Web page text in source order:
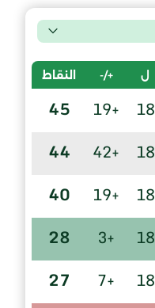
ل +/- النقاط
18
+19
45
18
+42
44
18
+19
40
18
+3
28
18
+7
27